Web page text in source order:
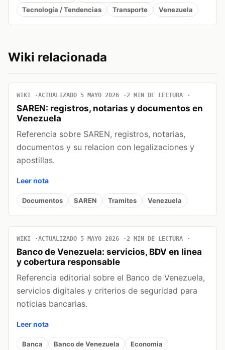
Tecnología / Tendencias
Transporte Venezuela
Wiki relacionada
WIKI ACTUALIZADO 5 MAYO 2026 2 MIN DE LECTURA
SAREN: registros, notarias y documentos en
Venezuela
Referencia sobre SAREN, registros, notarias,
documentos y su relacion con legalizaciones y
apostillas.
Leer nota
Documentos SAREN Tramites Venezuela
WIKI ACTUALIZADO 5 MAYO 2026 2 MIN DE LECTURA
Banco de Venezuela: servicios, BDV en linea
y cobertura responsable
Referencia editorial sobre el Banco de Venezuela,
servicios digitales y criterios de seguridad para
noticias bancarias.
Leer nota
Banca Banco de Venezuela
Economia